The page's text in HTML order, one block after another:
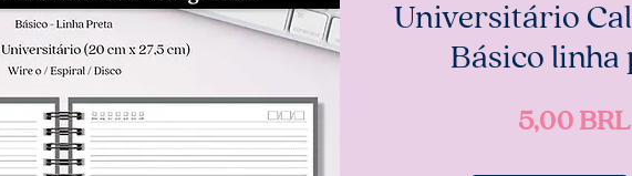
Universitário
Básico linha
5,00 BRL